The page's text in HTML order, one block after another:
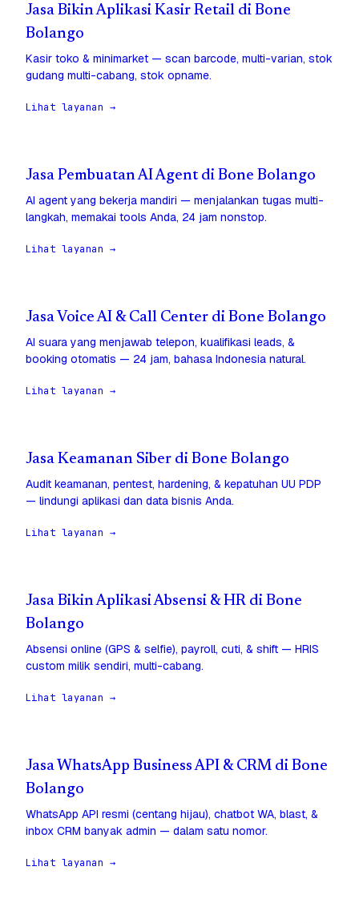
Jasa Bikin Aplikasi Kasir Retail di Bone
Bolango
Kasir toko & minimarket — scan barcode, multi-varian, stok
gudang multi-cabang, stok opname.
Lihat layanan →
Jasa Pembuatan AI Agent di Bone Bolango
AI agent yang bekerja mandiri — menjalankan tugas multi-
langkah, memakai tools Anda, 24 jam nonstop.
Lihat layanan →
Jasa Voice AI & Call Center di Bone Bolango
AI suara yang menjawab telepon, kualifikasi leads, &
booking otomatis — 24 jam, bahasa Indonesia natural.
Lihat layanan →
Jasa Keamanan Siber di Bone Bolango
Audit keamanan, pentest, hardening, & kepatuhan UU PDP
— lindungi aplikasi dan data bisnis Anda.
Lihat layanan →
Jasa Bikin Aplikasi Absensi & HR di Bone
Bolango
Absensi online (GPS & selfie), payroll, cuti, & shift — HRIS
custom milik sendiri, multi-cabang.
Lihat layanan →
Jasa WhatsApp Business API & CRM di Bone
Bolango
WhatsApp API resmi (centang hijau), chatbot WA, blast, &
inbox CRM banyak admin — dalam satu nomor.
Lihat layanan →